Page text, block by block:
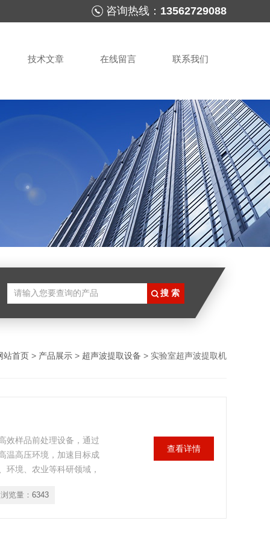
咨询热线： 13562729088
技术文章 在线留言 联系我们
站首页 > 产品展示 > 超声波提取设备 > 实验室超声波提取机
效样品前处理设备，通过
温高压环境，加速目标成
环境、农业等科研领域，
浏览量： 6343
查看详情